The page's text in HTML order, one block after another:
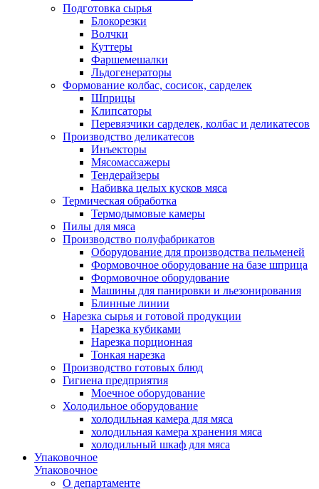
Подготовка сырья
Блокорезки
Волчки
Куттеры
Фаршемешалки
Льдогенераторы
Формование колбас, сосисок, сарделек
Шприцы
Клипсаторы
Перевязчики сарделек, колбас и деликатесов
Производство деликатесов
Инъекторы
Мясомассажеры
Тендерайзеры
Набивка целых кусков мяса
Термическая обработка
Термодымовые камеры
Пилы для мяса
Производство полуфабрикатов
Оборудование для производства пельменей
Формовочное оборудование на базе шприца
Формовочное оборудование
Машины для панировки и льезонирования
Блинные линии
Нарезка сырья и готовой продукции
Нарезка кубиками
Нарезка порционная
Тонкая нарезка
Производство готовых блюд
Гигиена предприятия
Моечное оборудование
Холодильное оборудование
холодильная камера для мяса
холодильная камера хранения мяса
холодильный шкаф для мяса
Упаковочное
Упаковочное
О департаменте